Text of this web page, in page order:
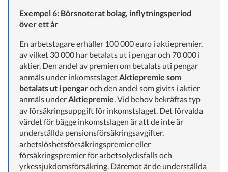
Exempel 6: Börsnoterat bolag, inflytningsperiod
över ett år
En arbetstagare erhåller 100 000 euro i aktiepremier,
av vilket 30 000 har betalats ut i pengar och 70 000 i
aktier. Den andel av premien om betalats uti pengar
anmäls under inkomstslagetAktiepremie som
betalats ut i pengaroch den andel som givits i aktier
anmäls underAktiepremie. Vid behov bekräftas typ
av försäkringsuppgift för inkomstslaget. Det förvalda
värdet för bägge inkomstslagen är att de inte är
underställda pensionsförsäkringsavgifter,
arbetslöshetsförsäkringspremier eller
försäkringspremier för arbetsolycksfalls och
yrkessjukdomsförsäkring. Däremot är de underställda